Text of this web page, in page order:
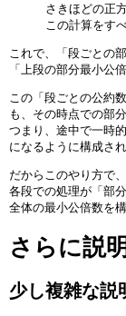
4
0
}
}
2
0
}
0
}
1
0
}
0
0
}
1
0
}
o
m
{
0
0
0
}
2
\
h
a
n
t
o
m
{
0
}
0
1
\
p
h
a
n
t
m
0
n
o
m
{
0
0
0
}
\
h
a
t
o
m
{
0
0
0
1
p
\
h
a
n
t
o
m
{
0
}
×
1
0
さきほどの正
この計算をす
これで、「段ごとの
「上段の部分最小公
この「段ごとの公約
も、その時点での部
つまり、途中で一時
になるように構成され
だからこのやり方で
各段での処理が「部
全体の最小公倍数を
さらに説
少し複雑な説